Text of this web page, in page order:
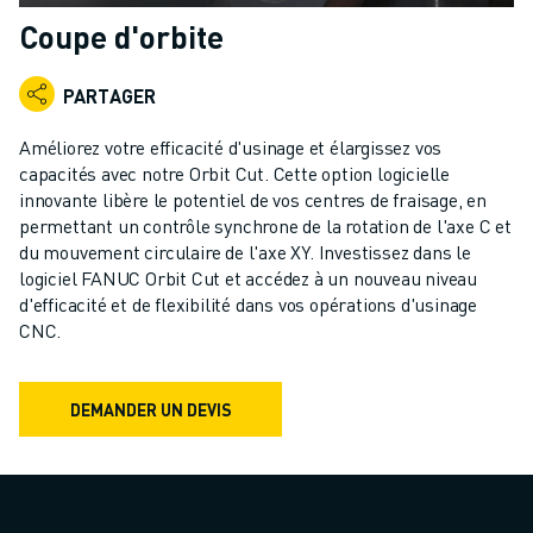
ROBOTS INDUSTRIELS
ROBOTS COLLABORATIFS
GAMME DE ROBOTS
CONTRÔLEURS DE ROBOTS
ACCESSOIRES POUR ROBOTS
LOGICIEL ROBOT
LOGICIEL DE SIMULATION
PRODUITS DE ROBOTIQUE ÉDUCATIVE
AUTOMATISATION DES ROBOTS
ROBOTS DE SOUDAGE À L'ARC
ROBOTS ARTICULÉS
SÉRIE M-900
ROBOTS DELTA
ROBOTS DE PEINTURE
Coupe d'orbite
PARTAGER
Améliorez votre efficacité d'usinage et élargissez vos
capacités avec notre Orbit Cut. Cette option logicielle
innovante libère le potentiel de vos centres de fraisage, en
permettant un contrôle synchrone de la rotation de l'axe C et
du mouvement circulaire de l'axe XY. Investissez dans le
logiciel FANUC Orbit Cut et accédez à un nouveau niveau
d'efficacité et de flexibilité dans vos opérations d'usinage
CNC.
DEMANDER UN DEVIS